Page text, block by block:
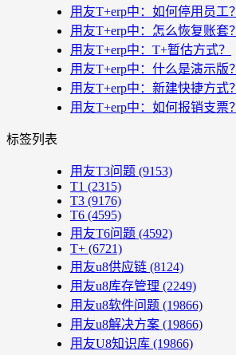
用友T+erp中：如何停用员工？
用友T+erp中：怎么恢复账套？
用友T+erp中：T+暂估方式？
用友T+erp中：什么是演示版？
用友T+erp中：新建快捷方式？
用友T+erp中：如何报销支票？
标签列表
用友T3问题 (9153)
T1 (2315)
T3 (9176)
T6 (4595)
用友T6问题 (4592)
T+ (6721)
用友u8供应链 (8124)
用友u8库存管理 (2249)
用友u8软件问题 (19866)
用友u8解决方案 (19866)
用友U8知识库 (19866)